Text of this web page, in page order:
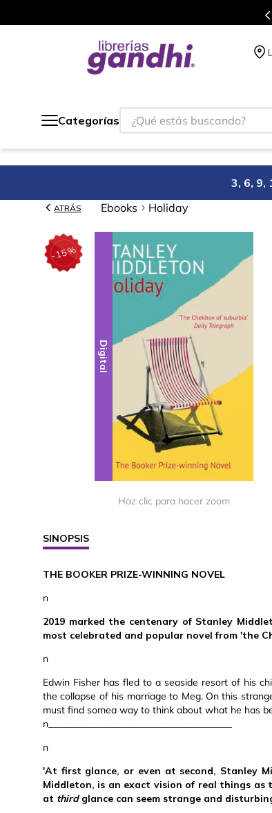
Programa de beneficios en el que
Categorías
¿Qué estás buscando?
3, 6, 9,
ATRÁS Ebooks Holiday
-15%
Digital
Haz clic para hacer zoom
SINOPSIS
THE BOOKER PRIZE-WINNING NOVEL
n
2019 marked the centenary of Stanley
most celebrated and popular novel from 'the
n
Edwin Fisher has fled to a seaside resort of his
the collapse of his marriage to Meg. On this
must find somea way to think about what he has
n______________________________________
n
'At first glance, or even at second, Stanley
Middleton, is an exact vision of real things as
at thirdglance can seem strange and